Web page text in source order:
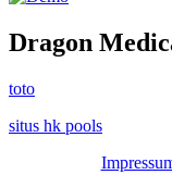
Dragon
toto
situs hk pools